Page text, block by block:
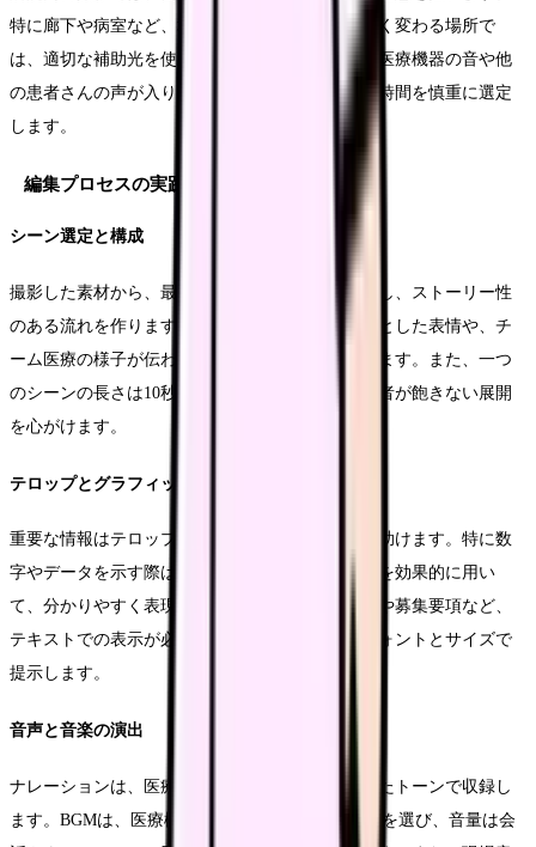
特に廊下や病室など、場所によって光環境が大きく変わる場所で
は、適切な補助光を使用します。音声収録では、医療機器の音や他
の患者さんの声が入り込まないよう、収録場所と時間を慎重に選定
します。
編集プロセスの実践
シーン選定と構成
撮影した素材から、最も効果的なシーンを選び出し、ストーリー性
のある流れを作ります。特に、看護師の生き生きとした表情や、チ
ーム医療の様子が伝わるシーンを重点的に使用します。また、一つ
のシーンの長さは10秒から30秒を目安とし、視聴者が飽きない展開
を心がけます。
テロップとグラフィックの活用
重要な情報はテロップで強調し、視覚的な理解を助けます。特に数
字やデータを示す際は、グラフやアニメーションを効果的に用い
て、分かりやすく表現します。また、病院の理念や募集要項など、
テキストでの表示が必要な情報は、読みやすいフォントとサイズで
提示します。
音声と音楽の演出
ナレーションは、医療現場にふさわしい落ち着いたトーンで収録し
ます。BGMは、医療機関のイメージに合った曲調を選び、音量は会